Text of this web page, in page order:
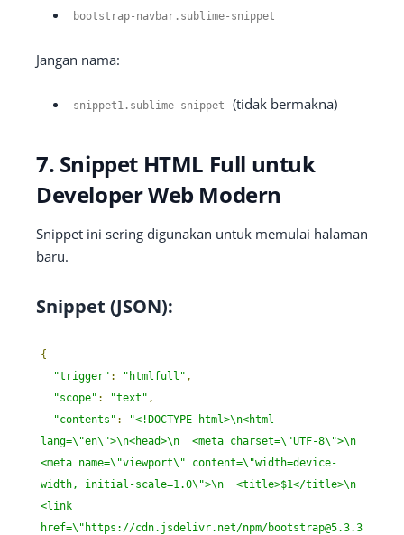
bootstrap- navbar . sublime- snippet
Jangan nama:
snippet1 . sublime- snippet (tidak bermakna)
7. Snippet HTML Full untuk
Developer Web Modern
Snippet ini sering digunakan untuk memulai halaman
baru.
Snippet (JSON):
{
"trigger" : "htmlfull" ,
"scope" : "text" ,
"contents" :
"<!DOCTYPE html>\n<html
lang=\"en\">\n<head>\n  <meta charset=\"UTF-8\">\n
<meta name=\"viewport\" content=\"width=device-
width, initial-scale=1.0\">\n  <title>$1</title>\n
<link
href=\"https://cdn.jsdelivr.net/npm/bootstrap@5.3.3